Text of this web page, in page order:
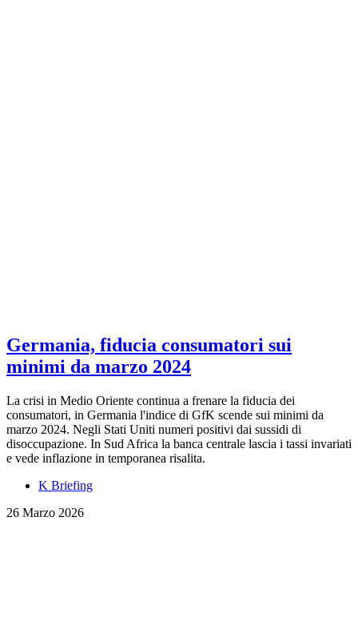
Germania, fiducia consumatori sui
minimi da marzo 2024
La crisi in Medio Oriente continua a frenare la fiducia dei
consumatori, in Germania l'indice di GfK scende sui minimi da
marzo 2024. Negli Stati Uniti numeri positivi dai sussidi di
disoccupazione. In Sud Africa la banca centrale lascia i tassi invariati
e vede inflazione in temporanea risalita.
K Briefing
26 Marzo 2026